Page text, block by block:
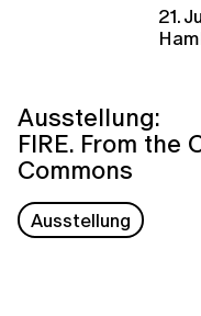
21.
Ausstellung:
FIRE. From the
Commons
Ausstellung